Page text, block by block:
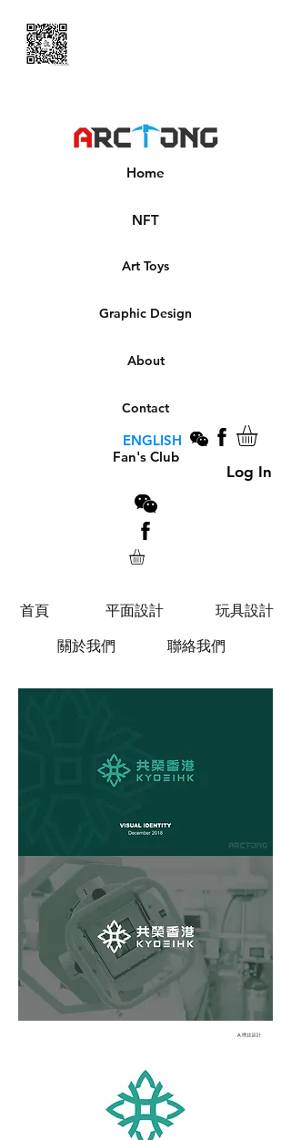
Home
NFT
Art Toys
Graphic Design
About
Contact
Fan's Club
ENGLISH
Log In
首頁 平面設計
關於我們
玩具設計
聯絡我們